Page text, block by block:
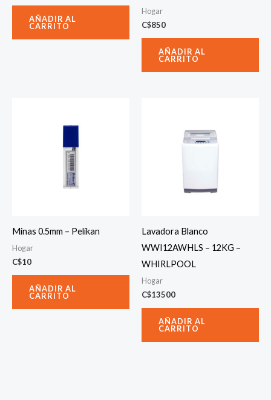
AÑADIR AL
CARRITO
Hogar
C$850
AÑADIR AL
CARRITO
Minas 0.5mm – Pelikan
Hogar
C$10
AÑADIR AL
CARRITO
Lavadora Blanco
WWI12AWHLS – 12KG –
WHIRLPOOL
Hogar
C$13500
AÑADIR AL
CARRITO